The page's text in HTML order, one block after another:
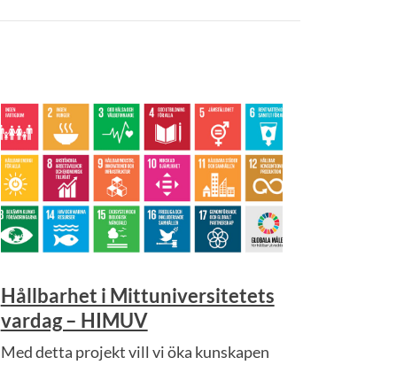
Hållbarhet i Mittuniversitetets
vardag – HIMUV
Med detta projekt vill vi öka kunskapen